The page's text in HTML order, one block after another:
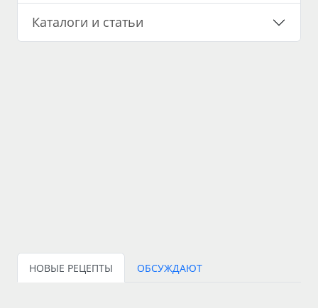
Каталоги и статьи
НОВЫЕ РЕЦЕПТЫ ОБСУЖДАЮТ